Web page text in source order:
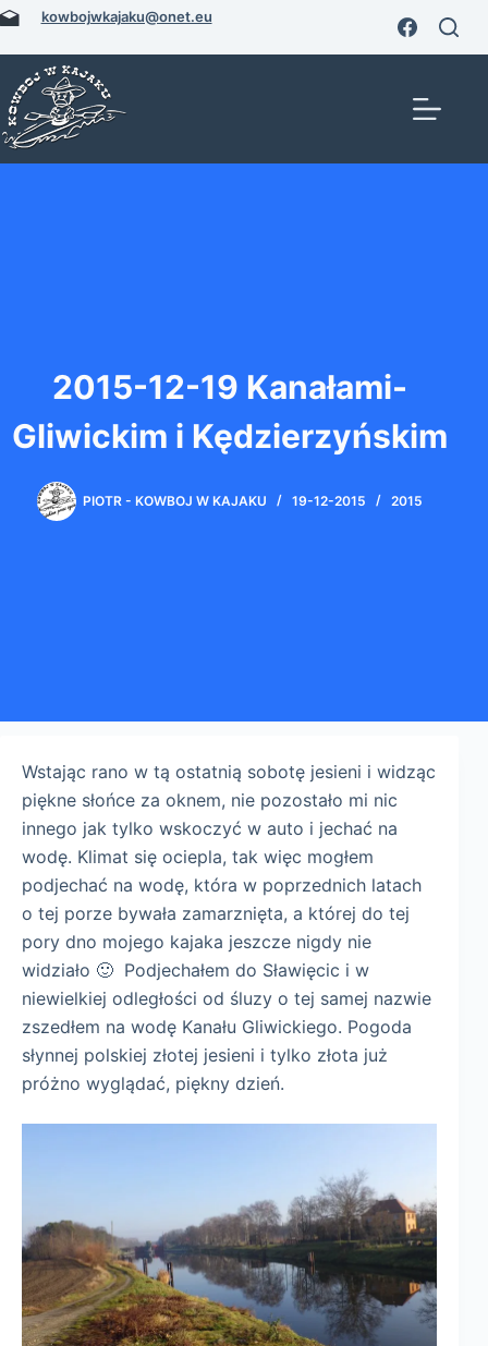
Przejdź
treści
kowbojwkajaku@onet.eu
2015-12-19 Kanałami-
Gliwickim i Kędzierzyńskim
PIOTR - KOWBOJ W KAJAKU 19-12-2015 2015
Wstając rano w tą ostatnią sobotę jesieni i widząc
piękne słońce za oknem, nie pozostało mi nic
innego jak tylko wskoczyć w auto i jechać na
wodę. Klimat się ociepla, tak więc mogłem
podjechać na wodę, która w poprzednich latach
o tej porze bywała zamarznięta, a której do tej
pory dno mojego kajaka jeszcze nigdy nie
widziało 🙂 Podjechałem do Sławięcic i w
niewielkiej odległości od śluzy o tej samej nazwie
zszedłem na wodę Kanału Gliwickiego. Pogoda
słynnej polskiej złotej jesieni i tylko złota już
próżno wyglądać, piękny dzień.